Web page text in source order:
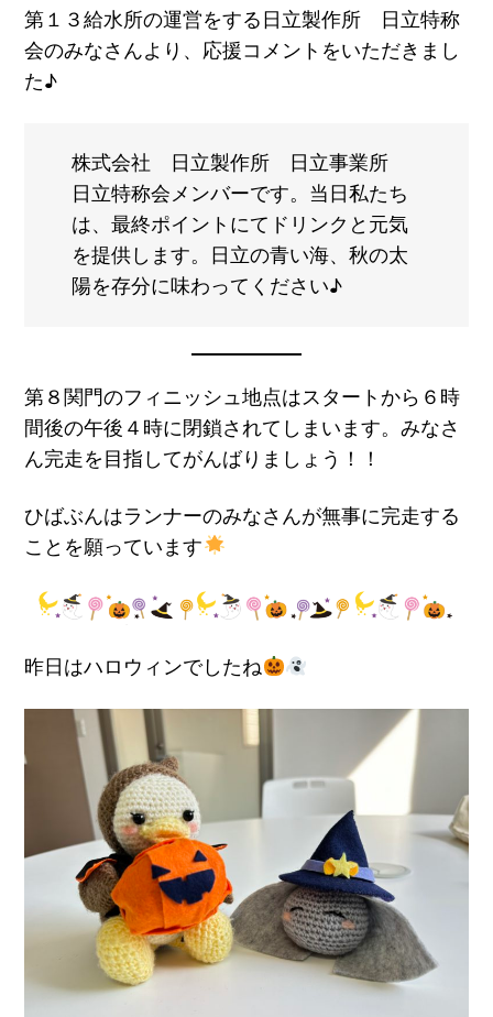
第１３給水所の運営をする日立製作所 日立特称
会のみなさんより、応援コメントをいただきまし
た♪
株式会社 日立製作所 日立事業所
日立特称会メンバーです。当日私たち
は、最終ポイントにてドリンクと元気
を提供します。日立の青い海、秋の太
陽を存分に味わってください♪
第８関門のフィニッシュ地点はスタートから６時
間後の午後４時に閉鎖されてしまいます。みなさ
ん完走を目指してがんばりましょう！！
ひばぶんはランナーのみなさんが無事に完走する
ことを願っています
昨日はハロウィンでしたね